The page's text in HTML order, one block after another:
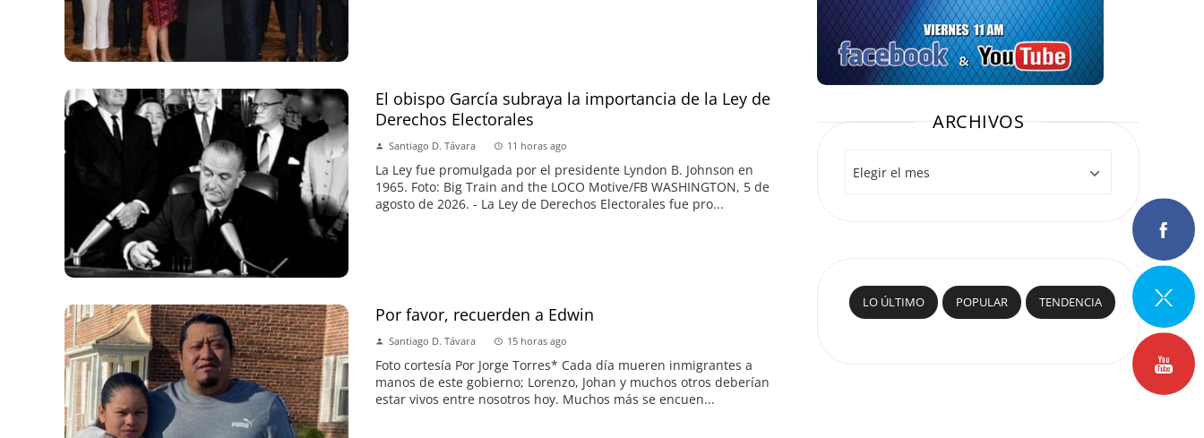
El obispo García subraya la importancia de la Ley de
Derechos Electorales
Santiago D. Távara 11 horas ago
La Ley fue promulgada por el presidente Lyndon B. Johnson en
1965. Foto: Big Train and the LOCO Motive/FB WASHINGTON, 5 de
agosto de 2026. - La Ley de Derechos Electorales fue pro...
Por favor, recuerden a Edwin
Santiago D. Távara 15 horas ago
Foto cortesía Por Jorge Torres* Cada día mueren inmigrantes a
manos de este gobierno; Lorenzo, Johan y muchos otros deberían
estar vivos entre nosotros hoy. Muchos más se encuen...
ARCHIVOS
LO ÚLTIMO POPULAR TENDENCIA